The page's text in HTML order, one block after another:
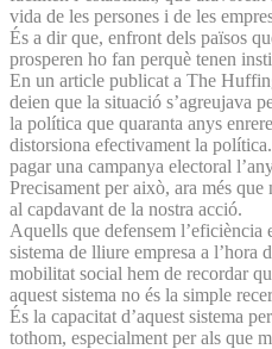
vida de les persones i de les
És a dir que, enfront dels països
prosperen ho fan perquè tenen
En un article publicat a The
deien que la situació s’agreujava
la política que quaranta anys
distorsiona efectivament la
pagar una campanya electoral
Precisament per això, ara més
al capdavant de la nostra acció.
Aquells que defensem
sistema de lliure empresa a l’hora
mobilitat social hem de recordar
aquest sistema no és la simple
És la capacitat d’aquest sistema
tothom, especialment per als que